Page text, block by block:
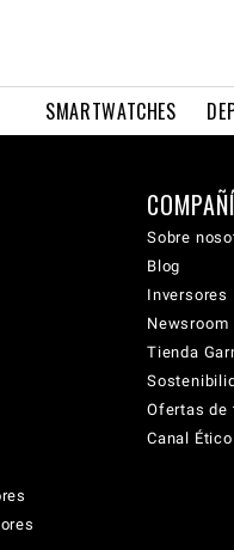
SMARTWATCHES
Sobre
Blog
Inversores
Newsroom
Tienda
Ofertas de
Canal Ético